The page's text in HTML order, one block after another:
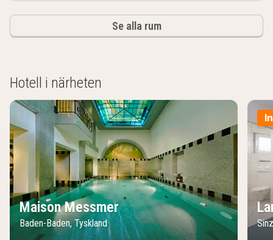
Se alla rum
Hotell i närheten
Maison Messmer
Baden-Baden, Tyskland